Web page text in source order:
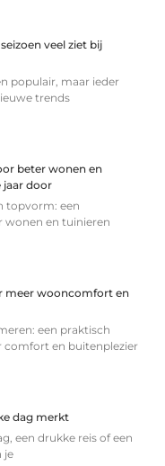
veel ziet bij
populair, maar ieder
trends
beter wonen en
jaar door
topvorm: een
wonen en tuinieren
meer wooncomfort en
een praktisch
comfort en buitenplezier
dag merkt
een drukke reis of een
je